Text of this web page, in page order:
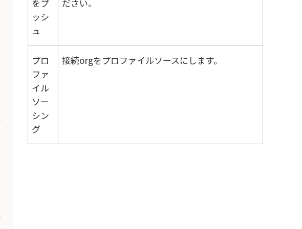
をプ
ッシ
ュ
ださい。
プロ
ファ
イル
ソー
シン
グ
接続orgをプロファイルソースにします。